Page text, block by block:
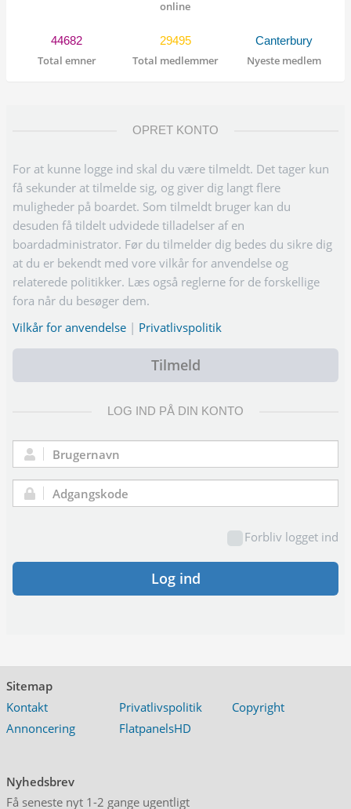
online
44682
Total emner
29495
Total medlemmer
Canterbury
Nyeste medlem
OPRET KONTO
For at kunne logge ind skal du være tilmeldt. Det tager kun
få sekunder at tilmelde sig, og giver dig langt flere
muligheder på boardet. Som tilmeldt bruger kan du
desuden få tildelt udvidede tilladelser af en
boardadministrator. Før du tilmelder dig bedes du sikre dig
at du er bekendt med vore vilkår for anvendelse og
relaterede politikker. Læs også reglerne for de forskellige
fora når du besøger dem.
Vilkår for anvendelse | Privatlivspolitik
Tilmeld
LOG IND PÅ DIN KONTO
Brugernavn:
Adgangskode:
Forbliv logget ind
Log ind
Sitemap
Kontakt
Privatlivspolitik
Copyright
Annoncering
FlatpanelsHD
Nyhedsbrev
Få seneste nyt 1-2 gange ugentligt